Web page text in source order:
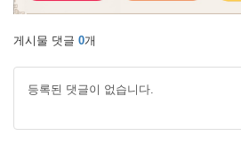
게시물 댓글 0개
등록된 댓글이 없습니다.